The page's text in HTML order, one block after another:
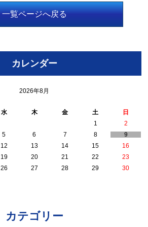
一覧ページへ戻る
カレンダー
2026年8月
水 木 金 土
日
1
2
5 6 7 8
9
12 13 14 15
16
19 20 21 22
23
26 27 28 29
30
カテゴリー